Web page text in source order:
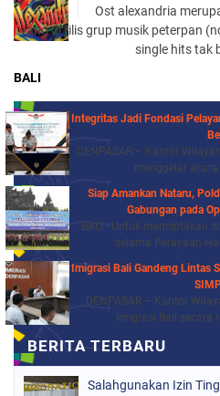
Ost alexandria
yang di rilis grup musik peterpan
single hits tak
BALI
Integritas Jadi Fondasi
DENPASAR – Kantor
menggelar
Siap Amankan Nataru,
Gabungan pada
BALI - Untuk menciptakan
selama Perayaan
Imigrasi Bali Gandeng Lintas
DENPASAR – Kantor
Imigrasi Bali secara
Salahgunakan Izin